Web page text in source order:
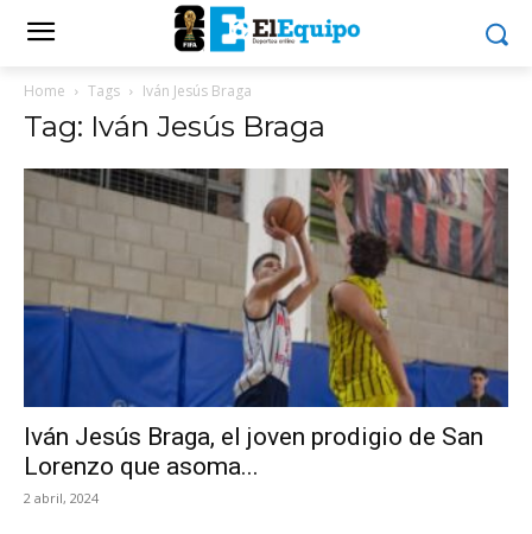
Home Tags Iván Jesús Braga
Tag: Iván Jesús Braga
Iván Jesús Braga, el joven prodigio de San
Lorenzo que asoma...
2 abril, 2024